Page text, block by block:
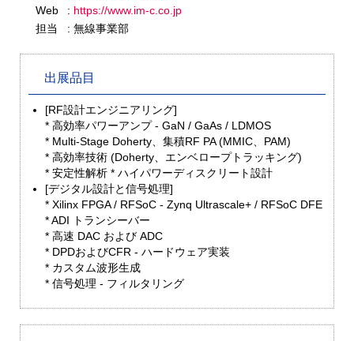
Web
: https://www.im-c.co.jp
担当
: 無線事業部
出展品目
[RF設計エンジニアリング]
* 高効率パワーアンプ - GaN / GaAs / LDMOS
* Multi-Stage Doherty、集積RF PA (MMIC、PAM)
* 高効率技術 (Doherty、エンベロープトラッキング)
* 安定性解析 * ハイパワーディスクリート設計
[デジタル設計と信号処理]
* Xilinx FPGA / RFSoC - Zynq Ultrascale+ / RFSoC DFE
* ADI トランシーバー
* 高速 DAC および ADC
* DPDおよびCFR - ハードウェア実装
* カスタム波形生成
* 信号処理 - フィルタリング